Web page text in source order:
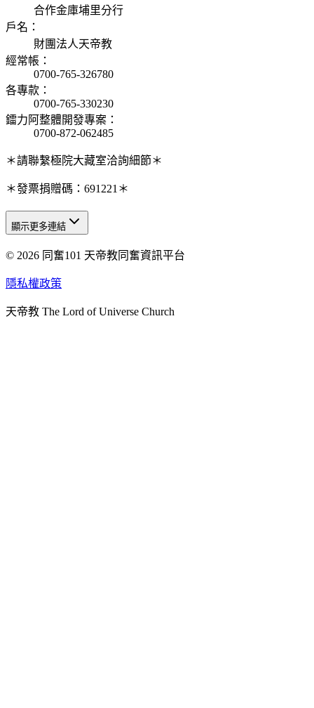
合作金庫埔里分行
戶名 ：
財團法人天帝教
經常帳 ：
0700-765-326780
各專款 ：
0700-765-330230
鐳力阿整體開發專案 ：
0700-872-062485
＊請聯繫極院大藏室洽詢細節＊
＊發票捐贈碼：691221＊
天人研究總院
天人研究學院
天人炁功院
顯示更多連結
© 2026 同奮101 天帝教同奮資訊平台
隱私權政策
天帝教 The Lord of Universe Church